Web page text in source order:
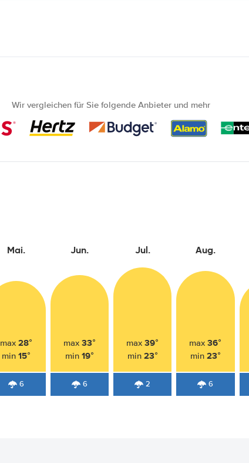
Wir vergleichen für Sie folgende Anbieter und mehr
Mai.
max28°
min15°
6
Jun.
max 33°
min 19°
6
Jul.
max39°
min 23°
2
Aug.
max36°
min 23°
6